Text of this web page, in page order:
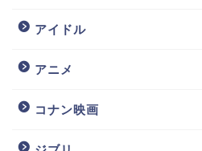
アイドル
アニメ
コナン映画